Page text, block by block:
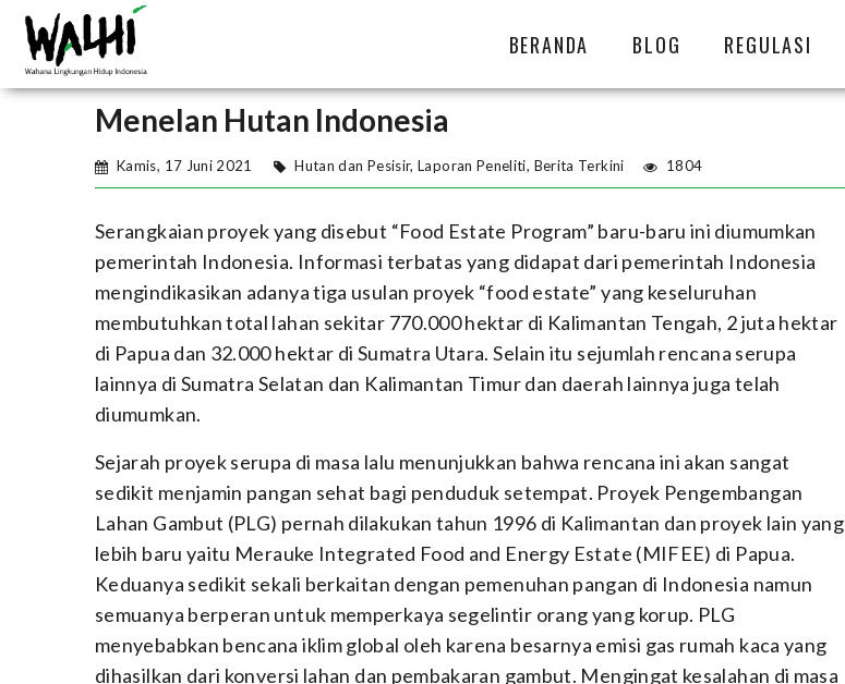
BERANDA BLOG REGULASI
Menelan Hutan Indonesia
Kamis, 17 Juni 2021 Hutan dan Pesisir,Laporan Peneliti, Berita Terkini 1804
Serangkaian proyek yang disebut “Food Estate Program” baru-baru ini diumumkan
pemerintah Indonesia. Informasi terbatas yang didapat dari pemerintah Indonesia
mengindikasikan adanya tiga usulan proyek “food estate” yang keseluruhan
membutuhkan total lahan sekitar 770.000 hektar di Kalimantan Tengah, 2 juta hektar
di Papua dan 32.000 hektar di Sumatra Utara. Selain itu sejumlah rencana serupa
lainnya di Sumatra Selatan dan Kalimantan Timur dan daerah lainnya juga telah
diumumkan.
Sejarah proyek serupa di masa lalu menunjukkan bahwa rencana ini akan sangat
sedikit menjamin pangan sehat bagi penduduk setempat. Proyek Pengembangan
Lahan Gambut (PLG) pernah dilakukan tahun 1996 di Kalimantan dan proyek lain yang
lebih baru yaitu Merauke Integrated Food and Energy Estate (MIFEE) di Papua.
Keduanya sedikit sekali berkaitan dengan pemenuhan pangan di Indonesia namun
semuanya berperan untuk memperkaya segelintir orang yang korup. PLG
menyebabkan bencana iklim global oleh karena besarnya emisi gas rumah kaca yang
dihasilkan dari konversi lahan dan pembakaran gambut. Mengingat kesalahan di masa